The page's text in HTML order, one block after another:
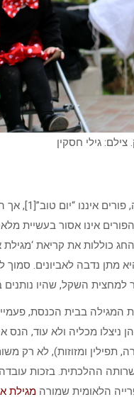
גילי חסקין
מבחינת
אינו אסור בעשיית
כוללות את קריאת ‘מגילת
מתן נדבה לאביונים.
למחצית השקל, שהיו
המגילה בבית הכנסת,
ניצלו מכליה ולא עוד,
תפילין ומזוזות), לא רק
ההלכתית. בזכות
הלאומית שמורה מגילת